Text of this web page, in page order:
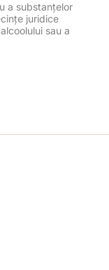
a substanțelor
juridice
sau a